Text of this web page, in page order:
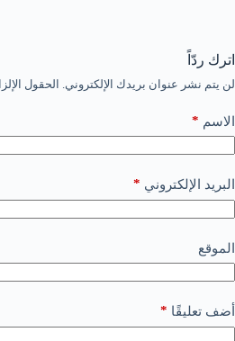
اترك ردّاً
لن يتم نشر عنوان بريدك الإلكتروني. الحقول
الاسم *
البريد الإلكتروني *
الموقع
أضف تعليقًا *